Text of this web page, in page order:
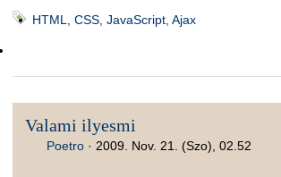
HTML, CSS, JavaScript, Ajax
Valami ilyesmi
Poetro · 2009. Nov. 21. (Szo), 02.52